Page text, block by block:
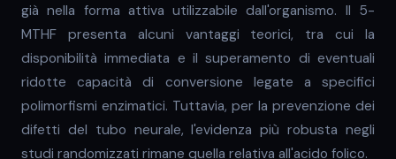
già nella forma attiva utilizzabile dall'organismo. Il 5-
MTHF presenta alcuni vantaggi teorici, tra cui la
disponibilità immediata e il superamento di eventuali
ridotte capacità di conversione legate a specifici
polimorfismi enzimatici. Tuttavia, per la prevenzione dei
difetti del tubo neurale, l'evidenza più robusta negli
studi randomizzati rimane quella relativa all'acido folico.